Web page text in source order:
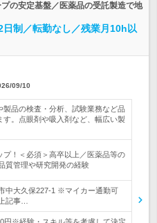
の安定基盤／医薬品の受託製造で地
制／転勤なし／残業月10h以
09/10
製品の検査・分析、試験業務など品
す。点眼剤や吸入剤など、幅広い製
プ！＜必須＞高卒以上／医薬品等の
質管理や研究開発の経験
中大久保227‐1 ※マイカー通勤可
記事…